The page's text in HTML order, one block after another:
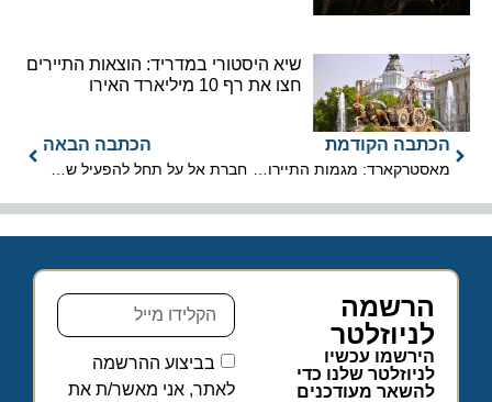
שיא היסטורי במדריד: הוצאות התיירים
חצו את רף 10 מיליארד האירו
הכתבה הקודמת הכתבה הבאה
הרשמה
לניוזלטר
הירשמו עכשיו
לניוזלטר שלנו כדי
להשאר מעודכנים
בביצוע ההרשמה
לאתר, אני מאשר/ת את